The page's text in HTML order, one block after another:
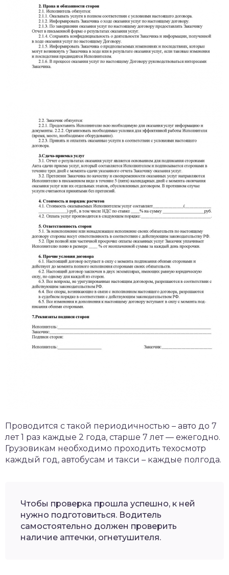
Проводится с такой периодичностью – авто до 7
лет 1 раз каждые 2 года, старше 7 лет — ежегодно.
Грузовикам необходимо проходить техосмотр
каждый год, автобусам и такси – каждые полгода.
Чтобы проверка прошла успешно, к ней
нужно подготовиться. Водитель
самостоятельно должен проверить
наличие аптечки, огнетушителя.